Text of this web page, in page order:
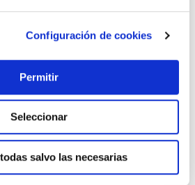
Configuración de cookies
Permitir
Seleccionar
salvo las necesarias
TOP VENTAS
src arpon gore-tex talla 41 robusta
Robusta
117,90 €